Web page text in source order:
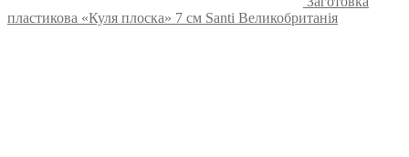
пластикова «Куля плоска» 7 см Santi Великобританія